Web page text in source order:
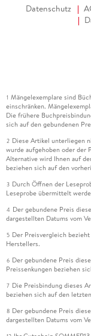
Datenschutz
1 Mängelexemplare sind
einschränken.
Die frühere
sich auf den gebundenen
2 Diese Artikel unterliegen
wurde aufgehoben oder der
Alternative wird Ihnen auf
beziehen sich auf den
3 Durch Öffnen der
Leseprobe übermittelt
4 Der gebundene Preis
dargestellten Datums vom
5 Der Preisvergleich
Herstellers.
6 Der gebundene Preis
Preissenkungen beziehen
7 Die Preisbindung dieses
beziehen sich auf den
8 Der gebundene Preis
dargestellten Datums vom